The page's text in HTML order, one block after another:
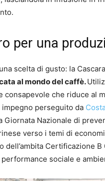
per una
scelta di gusto: la
al mondo del caffè.
consapevole che riduce al
perseguito da
Giornata Nazionale di
verso i temi di
dell’ambita Certificazione
sociale e